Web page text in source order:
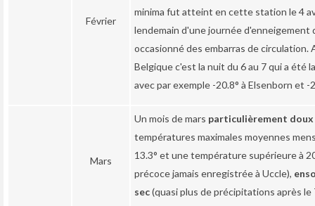
Février
minima fut atteint en cette station le 4
lendemain d'une journée d'enneigement
occasionné des embarras de circulation.
Belgique c'est la nuit du 6 au 7 qui a été
avec par exemple -20.8° à Elsenborn et -
Mars
Un mois de mars particulièrement doux
températures maximales moyennes
13.3° et une température supérieure à
précoce jamais enregistrée à Uccle),
sec(quasi plus de précipitations après le